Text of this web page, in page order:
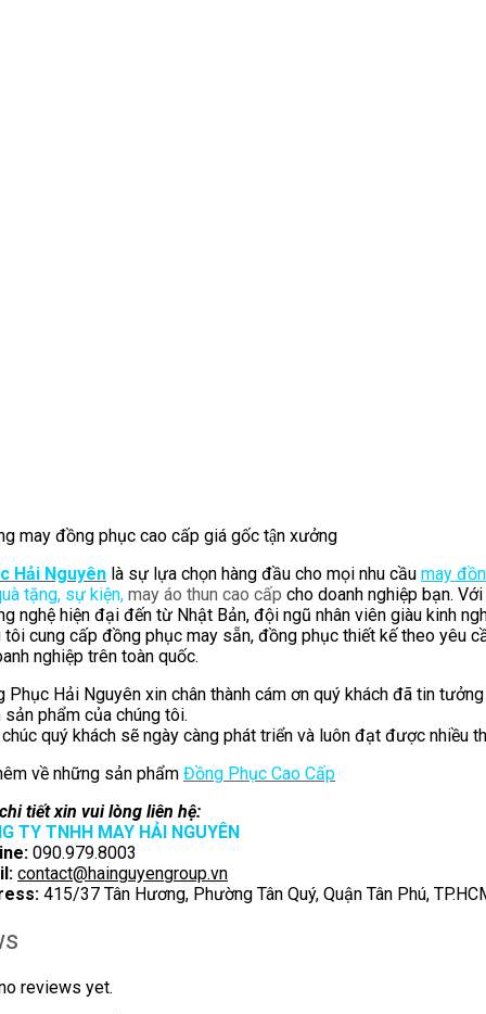
may đồng phục cao cấp giá gốc tận xưởng
Hải Nguyên là sự lựa chọn hàng đầu cho mọi nhu cầu may
tặng, sự kiện, may áo thun cao cấp cho doanh nghiệp bạn.
nghệ hiện đại đến từ Nhật Bản, đội ngũ nhân viên giàu kinh
tôi cung cấp đồng phục may sẵn, đồng phục thiết kế theo yêu
nghiệp trên toàn quốc.
Phục Hải Nguyên xin chân thành cám ơn quý khách đã tin
sản phẩm của chúng tôi.
quý khách sẽ ngày càng phát triển và luôn đạt được nhiều
về những sản phẩm Đồng Phục Cao Cấp
tiết xin vui lòng liên hệ:
TY TNHH MAY HẢI NGUYÊN
090.979.8003
contact@hainguyengroup.vn
415/37 Tân Hương, Phường Tân Quý, Quận Tân Phú,
reviews yet.